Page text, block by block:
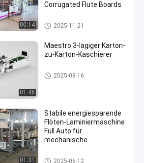
00:14
Corrugated Flute Boards
Flöten-Laminiermaschinen-Ma
schine
2025-11-21
01:46
Maestro 3-lagiger Karton-
zu-Karton-Kaschierer
Papplaminiermaschine
2025-08-16
01:31
Stabile energiesparende
Flöten-Laminiermaschine
Full Auto für
mechanische
Hochgeschwindigkeits-Wellenl
2025-06-12